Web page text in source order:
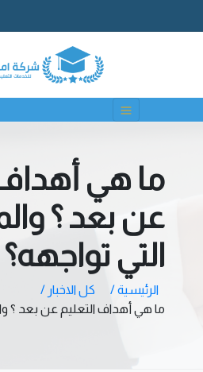
ما هي أهداف
عن بعد ؟
التي تواجهه؟
الرئيسية /
كل الاخبار /
ما هي أهداف التعليم عن بعد ؟